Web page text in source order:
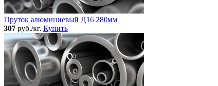
Пруток алюминиевый Д16 280мм
307 руб./кг. Купить